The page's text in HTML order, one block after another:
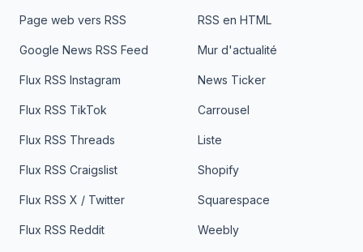
Page web vers RSS
Google News RSS Feed
Flux RSS Instagram
Flux RSS TikTok
Flux RSS Threads
Flux RSS Craigslist
Flux RSS X / Twitter
Flux RSS Reddit
RSS en HTML
Mur d'actualité
News Ticker
Carrousel
Liste
Shopify
Squarespace
Weebly